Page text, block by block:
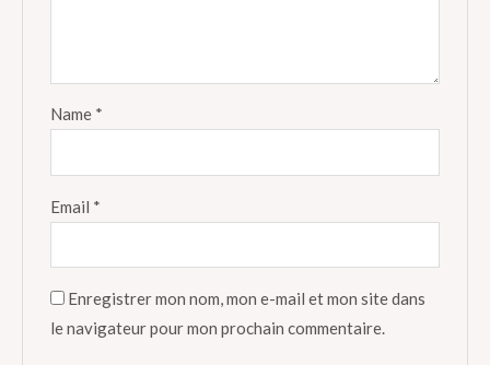
Name *
Email *
Enregistrer mon nom, mon e-mail et mon site dans
le navigateur pour mon prochain commentaire.